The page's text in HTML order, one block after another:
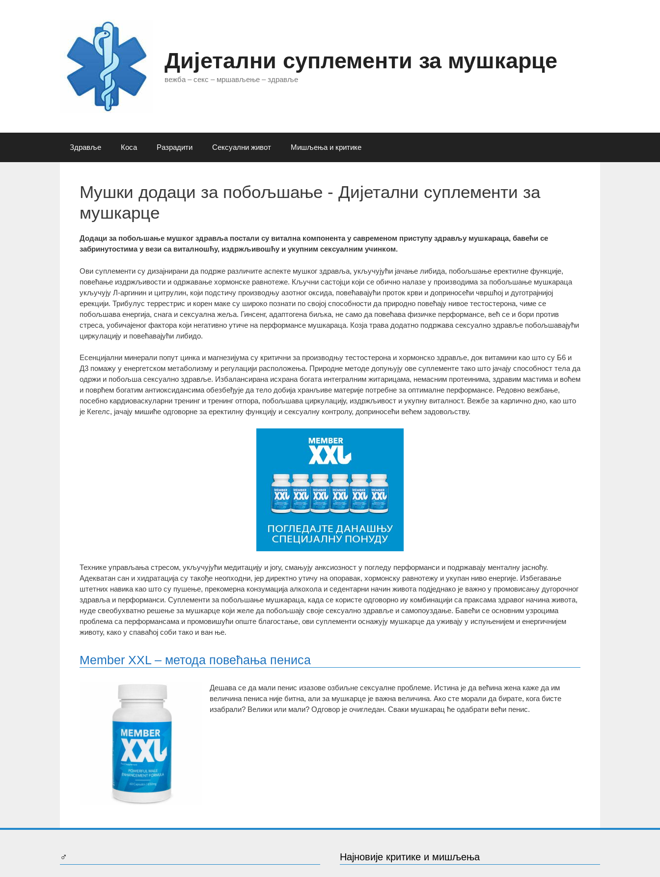
Дијетални суплементи за мушкарце
вежба – секс – мршављење – здравље
Здравље Коса Разрадити Сексуални живот Мишљења и критике
Мушки додаци за побољшање - Дијетални суплементи за
мушкарце
Додаци за побољшање мушког здравља постали су витална компонента у савременом приступу здрављу мушкараца, бавећи се
забринутостима у вези са виталношћу, издржљивошћу и укупним сексуалним учинком.
Ови суплементи су дизајнирани да подрже различите аспекте мушког здравља, укључујући јачање либида, побољшање еректилне функције,
повећање издржљивости и одржавање хормонске равнотеже. Кључни састојци који се обично налазе у производима за побољшање мушкараца
укључују Л-аргинин и цитрулин, који подстичу производњу азотног оксида, повећавајући проток крви и доприносећи чвршћој и дуготрајнијој
ерекцији. Трибулус террестрис и корен маке су широко познати по својој способности да природно повећају нивое тестостерона, чиме се
побољшава енергија, снага и сексуална жеља. Гинсенг, адаптогена биљка, не само да повећава физичке перформансе, већ се и бори против
стреса, уобичајеног фактора који негативно утиче на перформансе мушкараца. Козја трава додатно подржава сексуално здравље побољшавајући
циркулацију и повећавајући либидо.
Есенцијални минерали попут цинка и магнезијума су критични за производњу тестостерона и хормонско здравље, док витамини као што су Б6 и
Д3 помажу у енергетском метаболизму и регулацији расположења. Природне методе допуњују ове суплементе тако што јачају способност тела да
одржи и побољша сексуално здравље. Избалансирана исхрана богата интегралним житарицама, немасним протеинима, здравим мастима и воћем
и поврћем богатим антиоксидансима обезбеђује да тело добија хранљиве материје потребне за оптималне перформансе. Редовно вежбање,
посебно кардиоваскуларни тренинг и тренинг отпора, побољшава циркулацију, издржљивост и укупну виталност. Вежбе за карлично дно, као што
је Кегелс, јачају мишиће одговорне за еректилну функцију и сексуалну контролу, доприносећи већем задовољству.
Технике управљања стресом, укључујући медитацију и јогу, смањују анксиозност у погледу перформанси и подржавају менталну јасноћу.
Адекватан сан и хидратација су такође неопходни, јер директно утичу на опоравак, хормонску равнотежу и укупан ниво енергије. Избегавање
штетних навика као што су пушење, прекомерна конзумација алкохола и седентарни начин живота подједнако је важно у промовисању дугорочног
здравља и перформанси. Суплементи за побољшање мушкараца, када се користе одговорно иу комбинацији са праксама здравог начина живота,
нуде свеобухватно решење за мушкарце који желе да побољшају своје сексуално здравље и самопоуздање. Бавећи се основним узроцима
проблема са перформансама и промовишући опште благостање, ови суплементи оснажују мушкарце да уживају у испуњенијем и енергичнијем
животу, како у спаваћој соби тако и ван ње.
Member XXL – метода повећања пениса
Дешава се да мали пенис изазове озбиљне сексуалне проблеме. Истина је да већина жена каже да им
величина пениса није битна, али за мушкарце је важна величина. Ако сте морали да бирате, кога бисте
изабрали? Велики или мали? Одговор је очигледан. Сваки мушкарац ће одабрати већи пенис.
♂ Најновије критике и мишљења